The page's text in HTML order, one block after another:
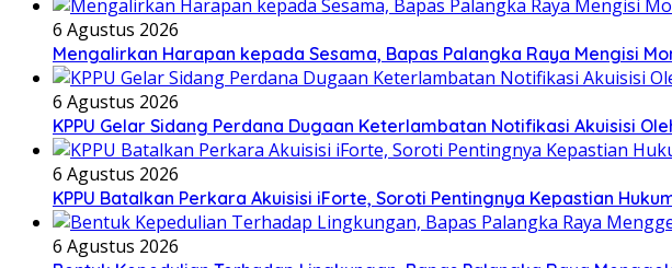
6 Agustus 2026
Mengalirkan Harapan kepada Sesama, Bapas Palangka Raya Mengisi
6 Agustus 2026
KPPU Gelar Sidang Perdana Dugaan Keterlambatan Notifikasi Akuisisi Oleh
6 Agustus 2026
KPPU Batalkan Perkara Akuisisi iForte, Soroti Pentingnya Kepastian
6 Agustus 2026